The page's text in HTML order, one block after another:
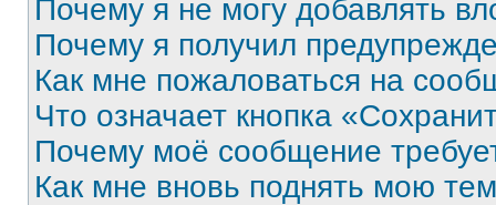
Почему я не могу добавлять
Почему я получил
Как мне пожаловаться на
Что означает кнопка
Почему моё сообщение
Как мне вновь поднять мою